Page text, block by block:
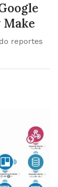
Make
reportes